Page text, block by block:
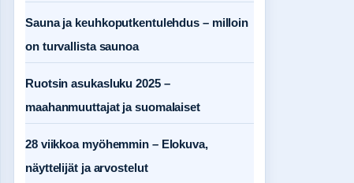
Sauna ja keuhkoputkentulehdus – milloin
on turvallista saunoa
Ruotsin asukasluku 2025 –
maahanmuuttajat ja suomalaiset
28 viikkoa myöhemmin – Elokuva,
näyttelijät ja arvostelut